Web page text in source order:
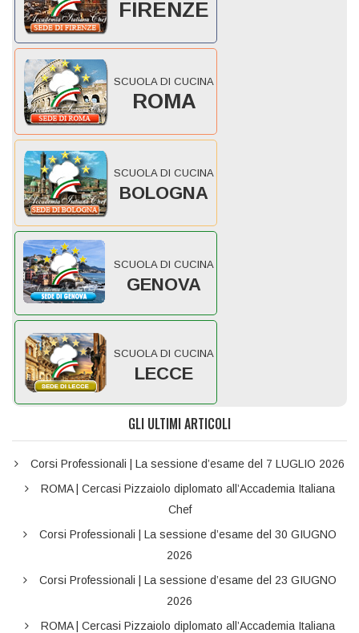
FIRENZE
SCUOLA DI CUCINA
ROMA
SCUOLA DI CUCINA
BOLOGNA
SCUOLA DI CUCINA
GENOVA
SCUOLA DI CUCINA
LECCE
GLI ULTIMI ARTICOLI
Corsi Professionali | La sessione d’esame del 7 LUGLIO 2026
ROMA | Cercasi Pizzaiolo diplomato all’Accademia Italiana
Chef
Corsi Professionali | La sessione d’esame del 30 GIUGNO
2026
Corsi Professionali | La sessione d’esame del 23 GIUGNO
2026
ROMA | Cercasi Pizzaiolo diplomato all’Accademia Italiana